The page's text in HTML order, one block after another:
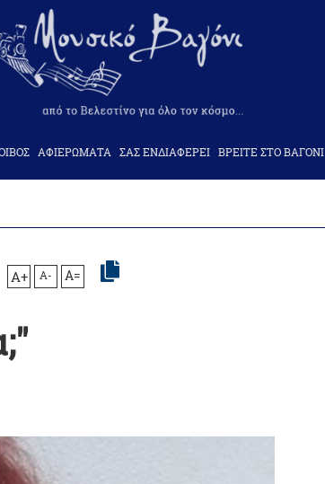
ΑΦΙΕΡΩΜΑΤΑ ΣΑΣ ΕΝΔΙΑΦΕΡΕΙ ΒΡΕΙΤΕ ΣΤΟ ΒΑΓΟΝΙ
A+ A- A=